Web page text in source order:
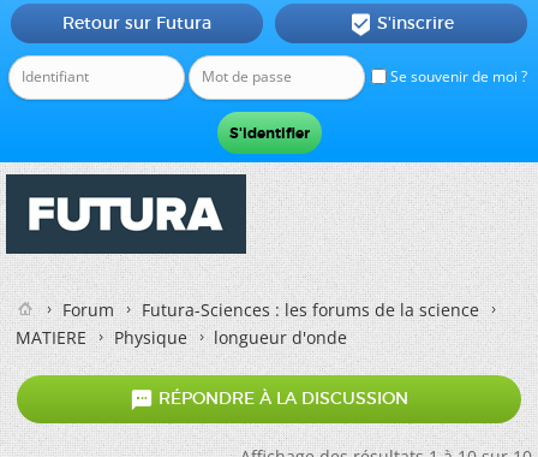
Se souvenir de moi ?
Retour sur Futura  S'inscrire
Forum
Futura-Sciences : les forums de la science
MATIERE
Physique longueur d'onde
 RÉPONDRE À LA DISCUSSION